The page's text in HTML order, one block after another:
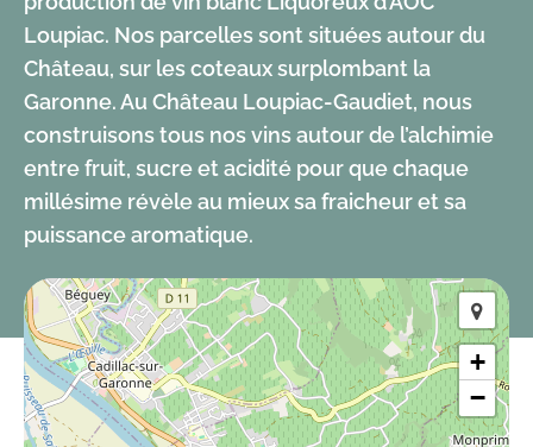
Loupiac. Nos parcelles sont situées autour du
Château, sur les coteaux surplombant la
Garonne. Au Château Loupiac-Gaudiet, nous
construisons tous nos vins autour de l’alchimie
entre fruit, sucre et acidité pour que chaque
millésime révèle au mieux sa fraicheur et sa
puissance aromatique.
+
−